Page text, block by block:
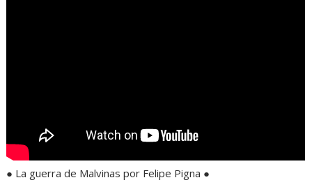
● La guerra de Malvinas por Felipe Pigna ●